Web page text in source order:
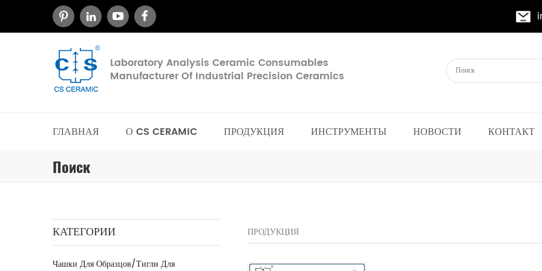
Laboratory Analysis Ceramic Consumables
Manufacturer Of Industrial Precision Ceramics
ГЛАВНАЯ О CS CERAMIC ПРОДУКЦИЯ ИНСТРУМЕНТЫ НОВОСТИ КОНТАКТ
Поиск
КАТЕГОРИИ
Чашки Для Образцов/тигли Для
ПРОДУКЦИЯ